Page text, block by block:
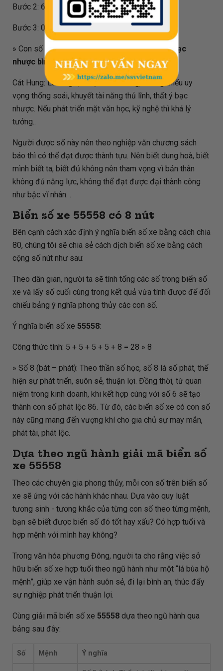
Bước 2: 694.475 - 694 = 0.475
Bước 3: 0.475 * 80 = 38
» Con số phong thủy38mang thêm ý nghĩa là:Bạc
nhược bình phàm - Ý chí yếu mềm, thụ động
Cát Hung: Làm nghệ thuật thành công, nhưng thiếu uy
vọng thống soái, khuyết tài năng thủ lĩnh, thất ý bạc
nhược. Nếu phát triển mặt văn học, kỹ nghệ thì khá lý
tưởng..
Người được số này nên theo nghiệp văn chương sách
báo thì có thể đạt được thành tựu. Nên biết dung hoà, biết
mình biết ta, biết đủ không nên tham vọng vì bản thân
không đủ năng lực, không thể đạt được đại thành công
như bậc vĩ nhân. .
Biển số xe 55558 có 8 nút
Bên cạnh cách xác định ý nghĩa biển số xe bằng cách chia
80, chúng tôi sẽ chia sẻ cách dịch biển số xe bằng cách
cộng số nút như sau:
Theo dân gian, người ta sẽ tính tổng các số trong biển số
xe và lấy số cuối cùng trong kết quả vừa tính được để đối
chiếu bảng ý nghĩa phong thủy các con số.
Ý nghĩa biển số xe 55558:
Công thức tính: 5 + 5 + 5 + 5 + 8 = 28 » 8
» Số 8 (bát – phát): Theo thần số học, số 8 là số phát, thể
hiện sự phát triển, suôn sẻ, thuận lợi. Đồng thời, từ quan
niệm trong kinh doanh, khi kết hợp cùng với số 6 sẽ tạo
thành con số phát lộc 86. Từ đó, các biển số xe có con số
này cũng mang đến vượng khí cho gia chủ sự may mắn,
phát tài, phát lộc.
Dựa theo ngũ hành giải mã biển số
xe 55558
Theo các chuyên gia phong thủy, mỗi con số trên biển số
xe sẽ ứng với các hành khác nhau. Dựa vào quy luật
tương sinh - tương khắc của từng con số theo từng mệnh,
bạn sẽ biết được biển số đó tốt hay xấu? Có hợp tuổi và
hợp mệnh với mình hay không?
Trong văn hóa phương Đông, người ta cho rằng việc sở
hữu biển số xe hợp tuổi theo ngũ hành như một “lá bùa hộ
mệnh”, giúp xe vận hành suôn sẻ, đi lại bình an, thúc đẩy
sự nghiệp phát triển thuận lợi.
Cùng giải mã biển số xe 55558dựa theo ngũ hành qua
bảng sau đây:
Số Mệnh Ý nghĩa